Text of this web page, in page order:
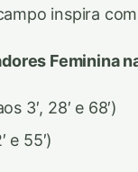
inspira
Feminina
3′, 28′ e 68′)
e 55′)